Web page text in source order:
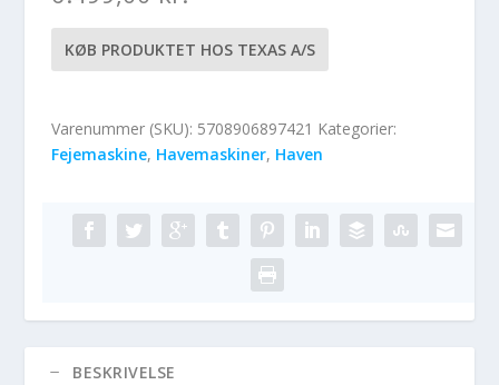
KØB PRODUKTET HOS TEXAS A/S
Varenummer (SKU): 5708906897421 Kategorier:
Fejemaskine, Havemaskiner, Haven
BESKRIVELSE